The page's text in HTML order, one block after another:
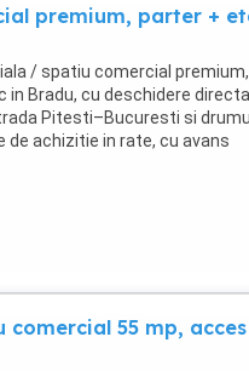
premium, parter +
/ spatiu comercial premium,
Bradu, cu deschidere
Pitesti–Bucuresti si drumul
achizitie in rate, cu avans
55 mp, acces